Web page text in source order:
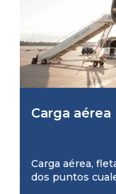
Carga aérea
Carga aérea,
dos puntos